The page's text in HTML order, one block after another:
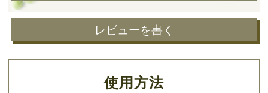
レビューを書く
使用方法